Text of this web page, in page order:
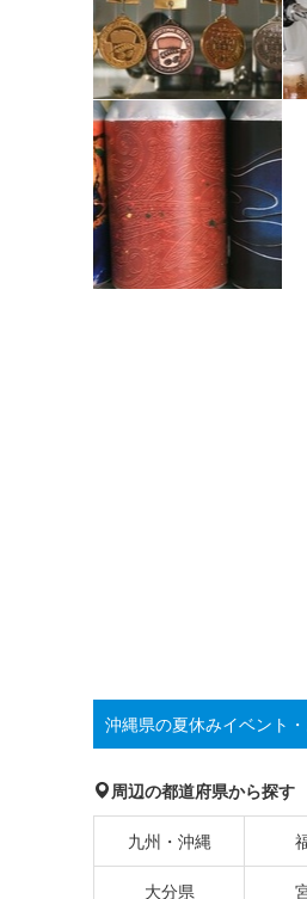
沖縄県の夏休みイベント
周辺の都道府県から探す
九州・沖縄
大分県